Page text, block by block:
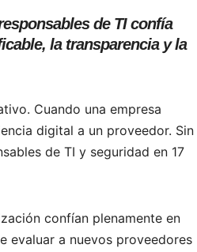
de TI confía
la transparencia y la
Cuando una empresa
digital a un proveedor. Sin
de TI y seguridad en 17
confían plenamente en
evaluar a nuevos proveedores